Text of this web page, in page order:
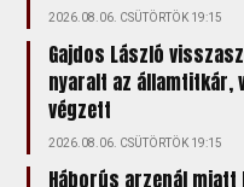
2026.08.06. CSÜTÖRTÖK 19:15
Gajdos László
nyaralt az államtitkár,
végzett
2026.08.06. CSÜTÖRTÖK 19:15
Háborús arzenál miatt